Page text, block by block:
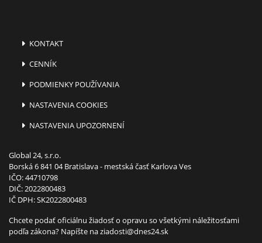
KONTAKT
CENNÍK
PODMIENKY POUŽÍVANIA
NASTAVENIA COOKIES
NASTAVENIA UPOZORNENÍ
Global 24, s.r.o.
Borská 6 841 04 Bratislava - mestská časť Karlova Ves
IČO: 44710798
DIČ: 2022800483
IČ DPH: SK2022800483
Chcete podať oficiálnu žiadosť o opravu so všetkými náležitosťami
podľa zákona? Napíšte naziadosti@dnes24.sk